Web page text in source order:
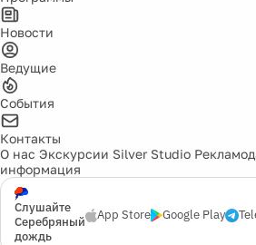
Новости
Ведущие
События
Контакты
О нас Экскурсии Silver Studio
информация
Слушайте
Серебряный
дождь
App Store Google Play